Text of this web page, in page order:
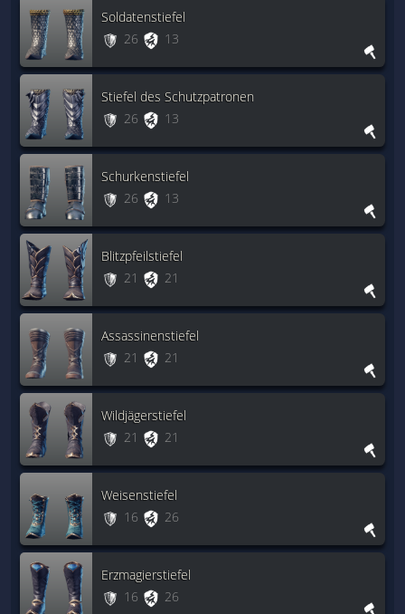
Soldatenstiefel
26
13
Stiefel des Schutzpatronen
26
13
Schurkenstiefel
26
13
Blitzpfeilstiefel
21
21
Assassinenstiefel
21
21
Wildjägerstiefel
21
21
Weisenstiefel
16
26
Erzmagierstiefel
16
26